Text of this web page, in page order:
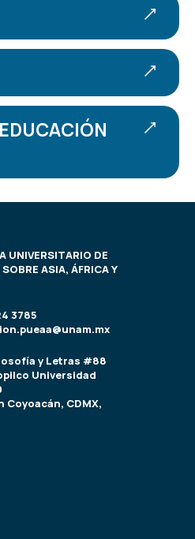
UNIVERSITARIO DE
ASIA, ÁFRICA Y
3785
y Letras #88
Universidad
Coyoacán, CDMX,